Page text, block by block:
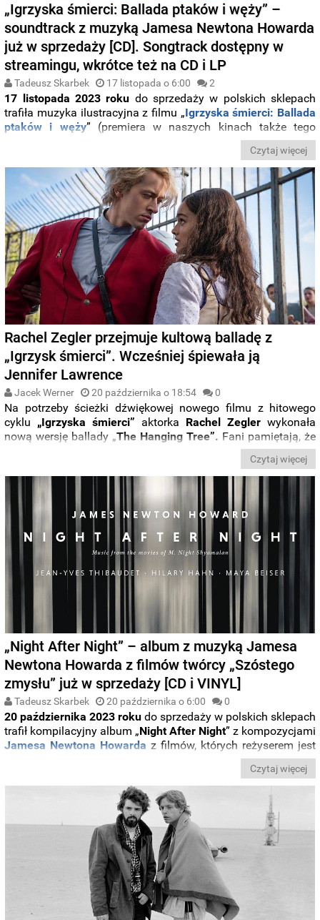
„Igrzyska śmierci: Ballada ptaków i węży” –
soundtrack z muzyką Jamesa Newtona Howarda
już w sprzedaży [CD]. Songtrack dostępny w
streamingu, wkrótce też na CD i LP
Tadeusz Skarbek 17 listopada o 6:00 2
17 listopada 2023 roku do sprzedaży w polskich sklepach
trafiła muzyka ilustracyjna z filmu „Igrzyska śmierci: Ballada
ptaków i węży” (premiera w naszych kinach także tego
z kompozycjami
ukazał się nakłademSony Music
Poland. Poniżej szczegóły soundtracku (score) oraz
informacje o albumieVarious Artists
i jego wydaniach, za
które odpowiadaUniversal Music Polska.
Czytaj więcej
Rachel Zegler przejmuje kultową balladę z
„Igrzysk śmierci”. Wcześniej śpiewała ją
Jennifer Lawrence
Jacek Werner 20 października o 18:54 0
Na potrzeby ścieżki dźwiękowej nowego filmu z hitowego
cyklu „Igrzyska śmierci” aktorka Rachel Zegler wykonała
nową wersję ballady „The Hanging Tree”. Fani pamiętają, że
w odsłonie z 2014 roku tę samą piosenkę zaśpiewała
, wcielająca się się w postać Katniss
Everdeen. Singiel z prequela „ Ballada ptaków i węży” trafił
właśnie do sieci.
Czytaj więcej
„Night After Night” – album z muzyką Jamesa
Newtona Howarda z filmów twórcy „Szóstego
zmysłu” już w sprzedaży [CD i VINYL]
Tadeusz Skarbek 20 października o 6:00 0
20 października 2023 roku do sprzedaży w polskich sklepach
trafił kompilacyjny album „Night After Night” z kompozycjami
Jamesa Newtona Howarda z filmów, których reżyserem jest
ukazały się nakładem
Czytaj więcej